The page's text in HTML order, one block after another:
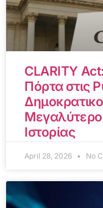
CLARITY
Πόρτα στις
Ιστορίας
April 28, 2026 No